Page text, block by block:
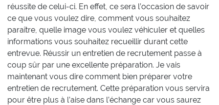
réussite de celui-ci. En effet, ce sera l’occasion de savoir
ce que vous voulez dire, comment vous souhaitez
paraître, quelle image vous voulez véhiculer et quelles
informations vous souhaitez recueillir durant cette
entrevue. Réussir un entretien de recrutement passe à
coup sûr par une excellente préparation. Je vais
maintenant vous dire comment bien préparer votre
entretien de recrutement. Cette préparation vous servira
pour être plus à l’aise dans l’échange car vous saurez